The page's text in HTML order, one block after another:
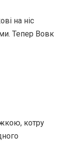
на ніс
Тепер Вовк
котру